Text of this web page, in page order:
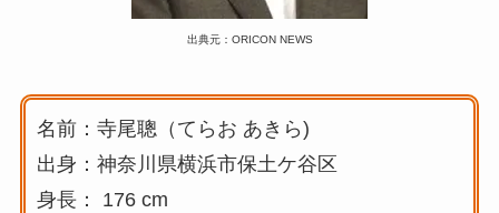
出典元：ORICON NEWS
名前：寺尾聰（てらお あきら)
出身：神奈川県横浜市保土ケ谷区
身長： 176 cm